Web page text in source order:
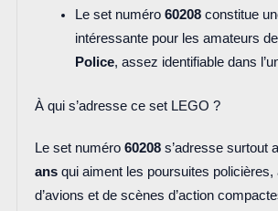
Le set numéro 60208constitue
intéressante pour les amateurs
Police, assez identifiable dans
À qui s’adresse ce set LEGO ?
Le set numéro 60208s’adresse surtout
ansqui aiment les poursuites policières,
d’avions et de scènes d’action